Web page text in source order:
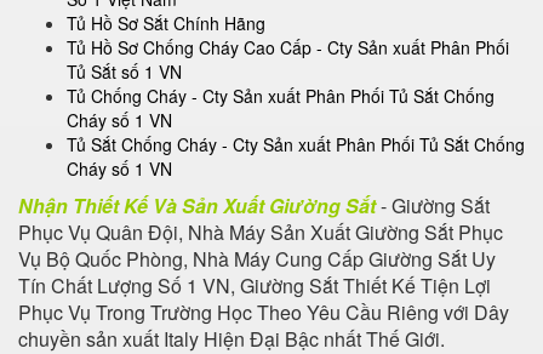
Tủ Hồ Sơ Sắt Chính Hãng
Tủ Hồ Sơ Chống Cháy Cao Cấp - Cty Sản xuất Phân Phối
Tủ Sắt số 1 VN
Tủ Chống Cháy - Cty Sản xuất Phân Phối Tủ Sắt Chống
Cháy số 1 VN
Tủ Sắt Chống Cháy - Cty Sản xuất Phân Phối Tủ Sắt Chống
Cháy số 1 VN
Nhận Thiết Kế Và Sản Xuất Giường Sắt- Giường Sắt
Phục Vụ Quân Đội, Nhà Máy Sản Xuất Giường Sắt Phục
Vụ Bộ Quốc Phòng, Nhà Máy Cung Cấp Giường Sắt Uy
Tín Chất Lượng Số 1 VN, Giường Sắt Thiết Kế Tiện Lợi
Phục Vụ Trong Trường Học Theo Yêu Cầu Riêng với Dây
chuyền sản xuất Italy Hiện Đại Bậc nhất Thế Giới.